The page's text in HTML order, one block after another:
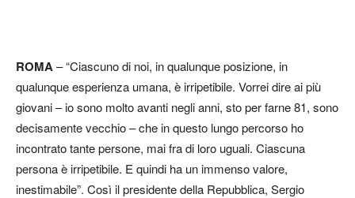
ROMA– “Ciascuno di noi, in qualunque posizione, in
qualunque esperienza umana, è irripetibile. Vorrei dire ai più
giovani – io sono molto avanti negli anni, sto per farne 81, sono
decisamente vecchio – che in questo lungo percorso ho
incontrato tante persone, mai fra di loro uguali. Ciascuna
persona è irripetibile. E quindi ha un immenso valore,
inestimabile”. Così il presidente della Repubblica, Sergio